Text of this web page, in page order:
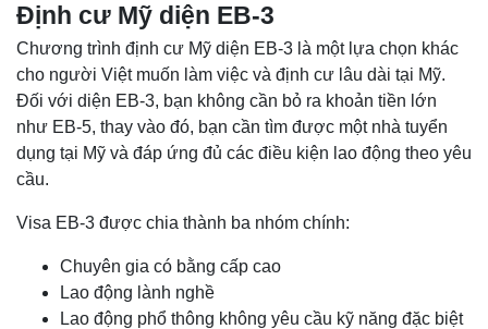
Định cư Mỹ diện EB-3
Chương trình định cư Mỹ diện EB-3 là một lựa chọn khác
cho người Việt muốn làm việc và định cư lâu dài tại Mỹ.
Đối với diện EB-3, bạn không cần bỏ ra khoản tiền lớn
như EB-5, thay vào đó, bạn cần tìm được một nhà tuyển
dụng tại Mỹ và đáp ứng đủ các điều kiện lao động theo yêu
cầu.
Visa EB-3 được chia thành ba nhóm chính:
Chuyên gia có bằng cấp cao
Lao động lành nghề
Lao động phổ thông không yêu cầu kỹ năng đặc biệt